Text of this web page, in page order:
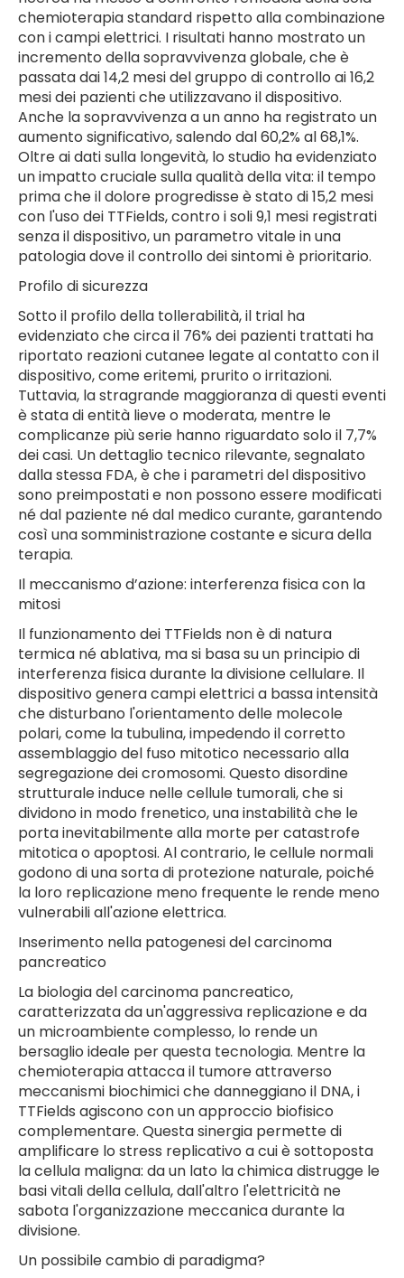
chemioterapia standard rispetto alla combinazione
con i campi elettrici. I risultati hanno mostrato un
incremento della sopravvivenza globale, che è
passata dai 14,2 mesi del gruppo di controllo ai 16,2
mesi dei pazienti che utilizzavano il dispositivo.
Anche la sopravvivenza a un anno ha registrato un
aumento significativo, salendo dal 60,2% al 68,1%.
Oltre ai dati sulla longevità, lo studio ha evidenziato
un impatto cruciale sulla qualità della vita: il tempo
prima che il dolore progredisse è stato di 15,2 mesi
con l'uso dei TTFields, contro i soli 9,1 mesi registrati
senza il dispositivo, un parametro vitale in una
patologia dove il controllo dei sintomi è prioritario.
Profilo di sicurezza
Sotto il profilo della tollerabilità, il trial ha
evidenziato che circa il 76% dei pazienti trattati ha
riportato reazioni cutanee legate al contatto con il
dispositivo, come eritemi, prurito o irritazioni.
Tuttavia, la stragrande maggioranza di questi eventi
è stata di entità lieve o moderata, mentre le
complicanze più serie hanno riguardato solo il 7,7%
dei casi. Un dettaglio tecnico rilevante, segnalato
dalla stessa FDA, è che i parametri del dispositivo
sono preimpostati e non possono essere modificati
né dal paziente né dal medico curante, garantendo
così una somministrazione costante e sicura della
terapia.
Il meccanismo d’azione: interferenza fisica con la
mitosi
Il funzionamento dei TTFields non è di natura
termica né ablativa, ma si basa su un principio di
interferenza fisica durante la divisione cellulare. Il
dispositivo genera campi elettrici a bassa intensità
che disturbano l'orientamento delle molecole
polari, come la tubulina, impedendo il corretto
assemblaggio del fuso mitotico necessario alla
segregazione dei cromosomi. Questo disordine
strutturale induce nelle cellule tumorali, che si
dividono in modo frenetico, una instabilità che le
porta inevitabilmente alla morte per catastrofe
mitotica o apoptosi. Al contrario, le cellule normali
godono di una sorta di protezione naturale, poiché
la loro replicazione meno frequente le rende meno
vulnerabili all'azione elettrica.
Inserimento nella patogenesi del carcinoma
pancreatico
La biologia del carcinoma pancreatico,
caratterizzata da un'aggressiva replicazione e da
un microambiente complesso, lo rende un
bersaglio ideale per questa tecnologia. Mentre la
chemioterapia attacca il tumore attraverso
meccanismi biochimici che danneggiano il DNA, i
TTFields agiscono con un approccio biofisico
complementare. Questa sinergia permette di
amplificare lo stress replicativo a cui è sottoposta
la cellula maligna: da un lato la chimica distrugge le
basi vitali della cellula, dall'altro l'elettricità ne
sabota l'organizzazione meccanica durante la
divisione.
Un possibile cambio di paradigma?